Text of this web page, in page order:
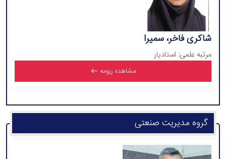
شاکری فاخر، سمیرا
مرتبه علمی: استادیار
مشاهده رزومه
گروه مدیریت صنعتی